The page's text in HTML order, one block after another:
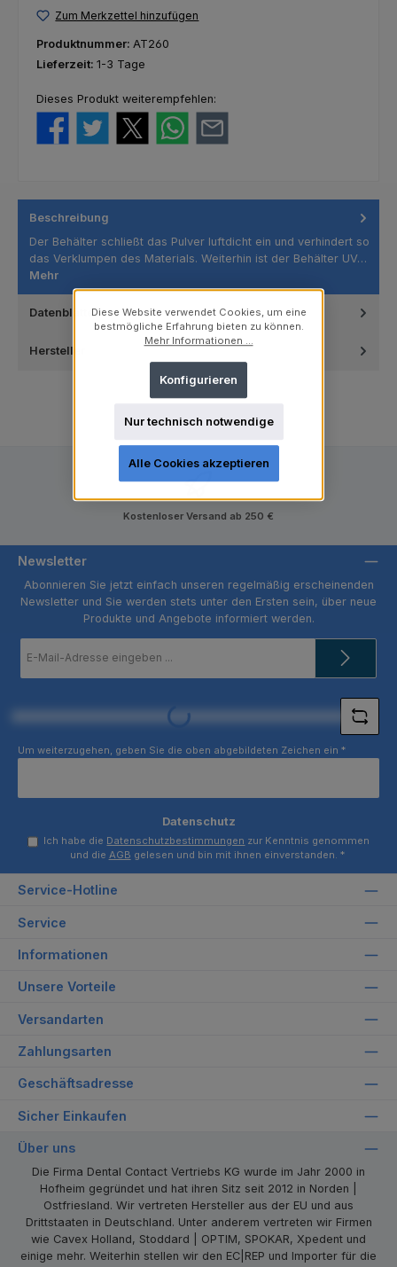
Zum Merkzettel hinzufügen
Produktnummer: AT260
Lieferzeit: 1-3 Tage
Dieses Produkt weiterempfehlen:
Beschreibung
Der Behälter schließt das Pulver luftdicht ein und verhindert so
das Verklumpen des Materials. Weiterhin ist der Behälter UV…
Mehr
Datenblätter
Hersteller
Kostenloser Versand ab 250 €
Newsletter
Abonnieren Sie jetzt einfach unseren regelmäßig erscheinenden
Newsletter und Sie werden stets unter den Ersten sein, über neue
Produkte und Angebote informiert werden.
Mail-
Loading...
Um weiterzugehen, geben Sie die oben abgebildeten Zeichen ein *
Datenschutz
Ich habe die Datenschutzbestimmungen zur Kenntnis genommen
und die AGB gelesen und bin mit ihnen einverstanden. *
Service-Hotline
Service
Informationen
Unsere Vorteile
Versandarten
Zahlungsarten
Geschäftsadresse
Sicher Einkaufen
Über uns
Die Firma Dental Contact Vertriebs KG wurde im Jahr 2000 in
Hofheim gegründet und hat ihren Sitz seit 2012 in Norden |
Ostfriesland. Wir vertreten Hersteller aus der EU und aus
Drittstaaten in Deutschland. Unter anderem vertreten wir Firmen
wie Cavex Holland, Stoddard | OPTIM, SPOKAR, Xpedent und
einige mehr. Weiterhin stellen wir den EC|REP und Importer für die
Diese Website verwendet Cookies, um eine
bestmögliche Erfahrung bieten zu können.
Mehr Informationen ...
Nur technisch notwendige
Konfigurieren
Alle Cookies akzeptieren